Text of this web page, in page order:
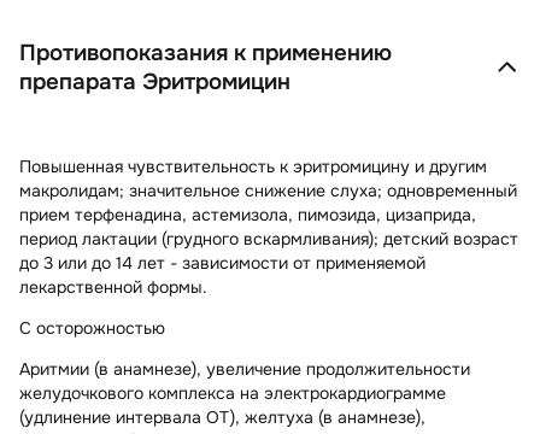
Противопоказания к применению
препарата Эритромицин
Повышенная чувствительность к эритромицину и другим
макролидам; значительное снижение слуха; одновременный
прием терфенадина, астемизола, пимозида, цизаприда,
период лактации (грудного вскармливания); детский возраст
до 3 или до 14 лет - зависимости от применяемой
лекарственной формы.
С осторожностью
Аритмии (в анамнезе), увеличение продолжительности
желудочкового комплекса на электрокардиограмме
(удлинение интервала ОТ), желтуха (в анамнезе),